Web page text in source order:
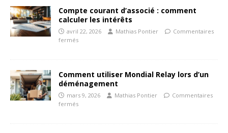
Compte courant d’associé : comment
calculer les intérêts
avril 22, 2026 Mathias Pontier
Commentaires
fermés
Comment utiliser Mondial Relay lors d’un
déménagement
mars 9, 2026 Mathias Pontier
Commentaires
fermés